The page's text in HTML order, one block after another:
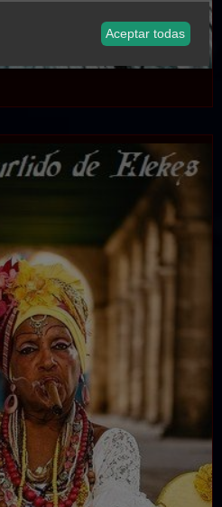
Aceptar todas